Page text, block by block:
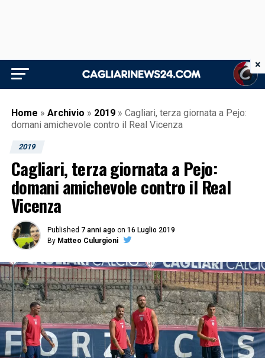
Home » Archivio » 2019 » Cagliari, terza giornata a Pejo:
domani amichevole contro il Real Vicenza
2019
Cagliari, terza giornata a Pejo:
domani amichevole contro il Real
Vicenza
Published 7 anni ago on 16 Luglio 2019
By Matteo Culurgioni
×